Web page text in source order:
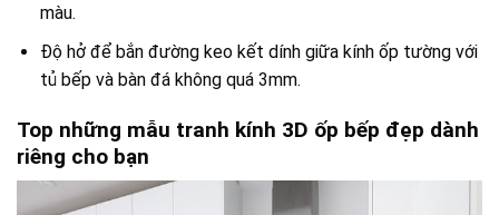
màu.
Độ hở để bắn đường keo kết dính giữa kính ốp tường với
tủ bếp và bàn đá không quá 3mm.
Top những mẫu tranh kính 3D ốp bếp đẹp dành
riêng cho bạn